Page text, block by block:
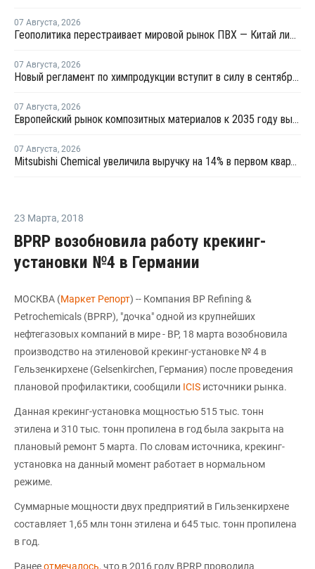
07 Августа, 2026
Геополитика перестраивает мировой рынок ПВХ — Китай лидирует в экспорте
07 Августа, 2026
Новый регламент по химпродукции вступит в силу в сентябре 2027 года
07 Августа, 2026
Европейский рынок композитных материалов к 2035 году вырастет до USD47,5 млрд
07 Августа, 2026
Mitsubishi Chemical увеличила выручку на 14% в первом квартале японского финансового года
23 Марта, 2018
BPRP возобновила работу крекинг-
установки №4 в Германии
МОСКВА (Маркет Репорт) -- Компания BP Refining &
Petrochemicals (BPRP), "дочка" одной из крупнейших
нефтегазовых компаний в мире - BP, 18 марта возобновила
производство на этиленовой крекинг-установке № 4 в
Гельзенкирхене (Gelsenkirchen, Германия) после проведения
плановой профилактики, сообщили ICIS источники рынка.
Данная крекинг-установка мощностью 515 тыс. тонн
этилена и 310 тыс. тонн пропилена в год была закрыта на
плановый ремонт 5 марта. По словам источника, крекинг-
установка на данный момент работает в нормальном
режиме.
Суммарные мощности двух предприятий в Гильзенкирхене
составляет 1,65 млн тонн этилена и 645 тыс. тонн пропилена
в год.
Ранееотмечалось, что в 2016 году BPRP проводила